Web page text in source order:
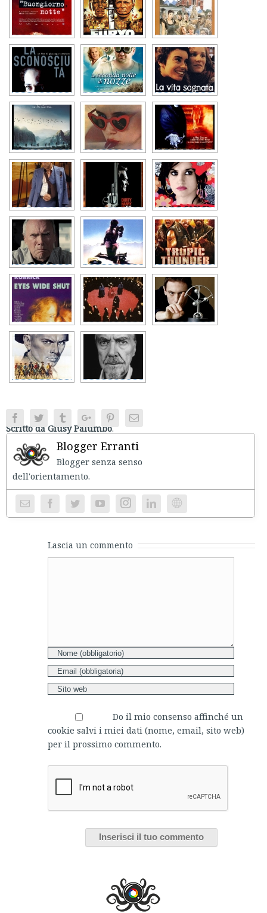
Scritto da Giusy Palumbo.
FacebookTwitter TumblrGoogle+PinterestEmail
Blogger Erranti
Blogger senza senso
Instagram Website
Lascia un commento
Do il mio consenso affinché un
cookie salvi i miei dati (nome, email, sito web)
per il prossimo commento.